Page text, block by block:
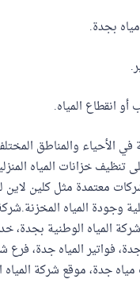
بجدة.
انقطاع المياه.
في الأحياء والمناطق
تنظيف خزانات المياه
معتمدة مثل كلين لاين
وجودة المياه
المياه الوطنية بجدة،
فواتير المياه جدة، فرع
جدة، موقع شركة المياه